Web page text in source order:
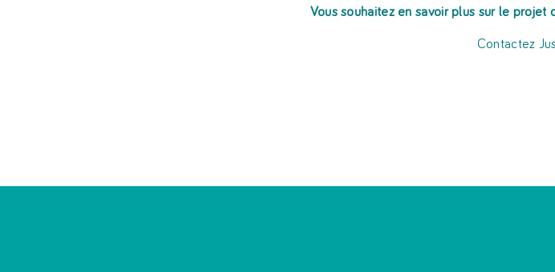
Vous souhaitez en savoir plus sur le
Contactez